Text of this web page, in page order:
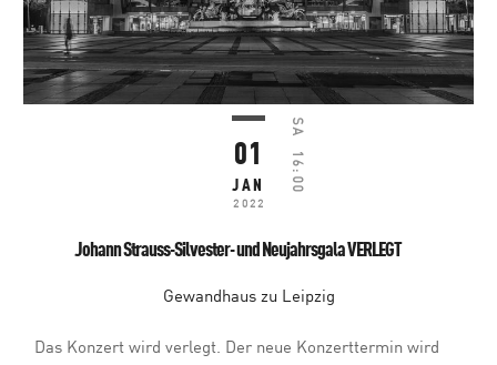
01
JAN
2022
SA
16:00
Johann Strauss-Silvester- und Neujahrsgala VERLEGT
Gewandhaus zu Leipzig
Das Konzert wird verlegt. Der neue Konzerttermin wird